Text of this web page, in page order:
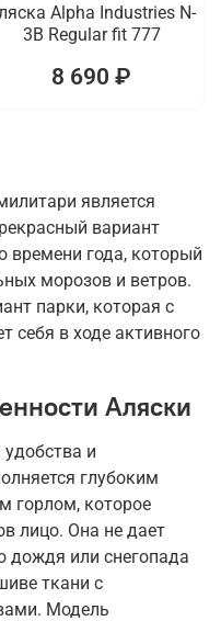
Alpha Industries N-
3B Regular fit 777
8 690 ₽
является
вариант
времени года, который
морозов и ветров.
парки, которая с
себя в ходе активного
Аляски
и
глубоким
горлом, которое
лицо. Она не дает
дождя или снегопада
ткани с
Модель